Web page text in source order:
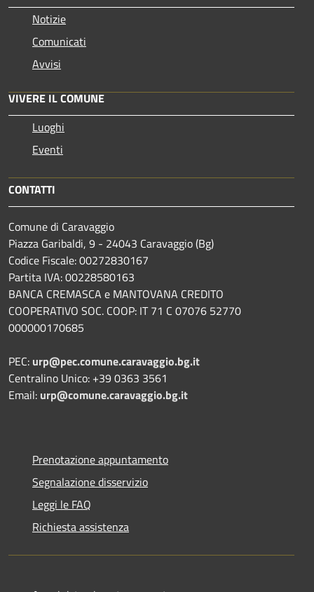
Notizie
Comunicati
Avvisi
VIVERE IL COMUNE
Luoghi
Eventi
CONTATTI
Comune di Caravaggio
Piazza Garibaldi, 9 - 24043 Caravaggio (Bg)
Codice Fiscale: 00272830167
Partita IVA: 00228580163
BANCA CREMASCA e MANTOVANA CREDITO
COOPERATIVO SOC. COOP: IT 71 C 07076 52770
000000170685
PEC: urp@pec.comune.caravaggio.bg.it
Centralino Unico: +39 0363 3561
Email: urp@comune.caravaggio.bg.it
Prenotazione appuntamento
Segnalazione disservizio
Leggi le FAQ
Richiesta assistenza